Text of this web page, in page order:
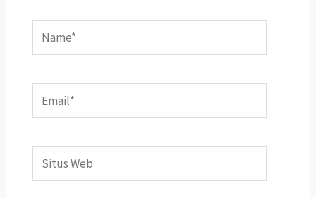
Name*
Email*
Situs
Web